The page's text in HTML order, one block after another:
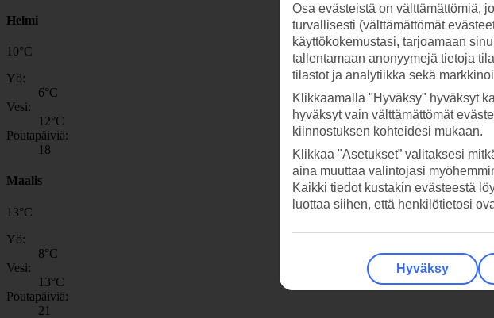
Helmi
10°C
Yö:
6°C
Vesi:
12°C
Poutapäiviä:
18
Maalis
13°C
Yö:
8°C
Vesi:
13°C
Poutapäiviä:
21
Osa evästeistä on välttämättömiä,
turvallisesti (välttämättömät
käyttökokemustasi, tarjoamaan
tallentamaan anonyymejä tietoja
tilastot ja analytiikka sekä
Klikkaamalla "Hyväksy" hyväksyt
hyväksyt vain välttämättömät
kiinnostuksen kohteidesi mukaan.
Klikkaa "Asetukset” valitaksesi
aina muuttaa valintojasi
Kaikki tiedot kustakin evästeestä
luottaa siihen, että henkilötietosi
Hyväksy